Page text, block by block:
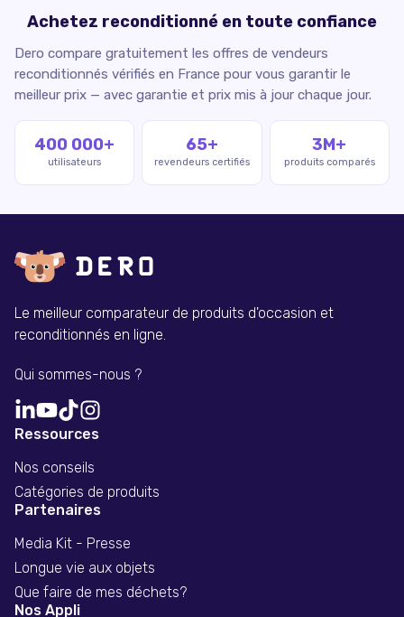
Achetez reconditionné en toute confiance
Dero compare gratuitement les offres de vendeurs
reconditionnés vérifiés en France pour vous garantir le
meilleur prix — avec garantie et prix mis à jour chaque jour.
400 000+
utilisateurs
65+
revendeurs certifiés
3M+
produits comparés
Le meilleur comparateur de produits d'occasion et
reconditionnés en ligne.
Qui sommes-nous ?
Ressources
Nos conseils
Catégories de produits
Partenaires
Media Kit - Presse
Longue vie aux objets
Que faire de mes déchets?
Nos Appli